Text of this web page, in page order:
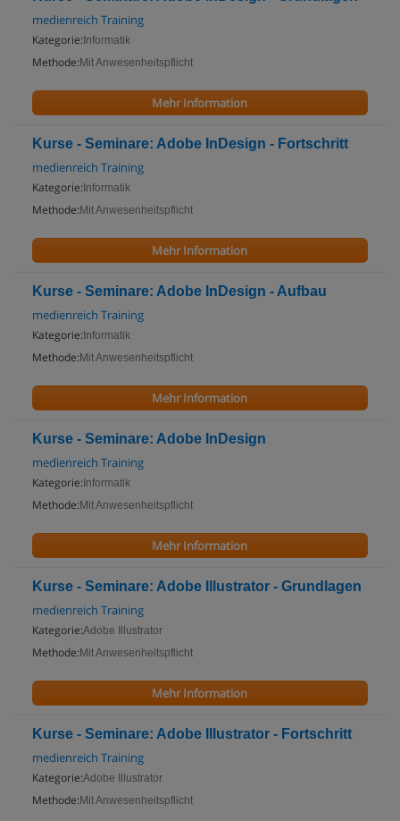
medienreich Training
Kategorie: Informatik
Methode: Mit Anwesenheitspflicht
Mehr Information
Kurse - Seminare: Adobe InDesign - Fortschritt
medienreich Training
Kategorie: Informatik
Methode: Mit Anwesenheitspflicht
Mehr Information
Kurse - Seminare: Adobe InDesign - Aufbau
medienreich Training
Kategorie: Informatik
Methode: Mit Anwesenheitspflicht
Mehr Information
Kurse - Seminare: Adobe InDesign
medienreich Training
Kategorie: Informatik
Methode: Mit Anwesenheitspflicht
Mehr Information
Kurse - Seminare: Adobe Illustrator - Grundlagen
medienreich Training
Kategorie:Adobe Illustrator
Methode: Mit Anwesenheitspflicht
Mehr Information
Kurse - Seminare: Adobe Illustrator - Fortschritt
medienreich Training
Kategorie:Adobe Illustrator
Methode: Mit Anwesenheitspflicht